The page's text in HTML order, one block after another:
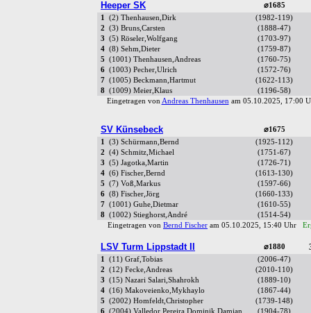
Heeper SK
⌀1685
1
(2) Thenhausen,Dirk
(1982-119)
2
(3) Bruns,Carsten
(1888-47)
3
(5) Röseler,Wolfgang
(1703-97)
4 (8) Sehm,Dieter
(1759-87)
5
(1001) Thenhausen,Andreas
(1760-75)
6 (1003) Pecher,Ulrich
(1572-76)
7
(1005) Beckmann,Hartmut
(1622-113)
8 (1009) Meier,Klaus
(1196-58)
Eingetragen vonAndreas Thenhausenam 05.10.2025, 17:00
SV Künsebeck
⌀1675
1
(3) Schürmann,Bernd
(1925-112)
2
(4) Schmitz,Michael
(1751-67)
3
(5) Jagotka,Martin
(1726-71)
4 (6) Fischer,Bernd
(1613-130)
5
(7) Voß,Markus
(1597-66)
6 (8) Fischer,Jörg
(1660-133)
7
(1001) Guhe,Dietmar
(1610-55)
8 (1002) Stieghorst,André
(1514-54)
Eingetragen von Bernd Fischer am 05.10.2025, 15:40 Uhr
LSV Turm Lippstadt II ⌀1880
1 (11) Graf,Tobias
(2006-47)
2
(12) Fecke,Andreas
(2010-110)
3
(15) Nazari Salari,Shahrokh
(1889-10)
4 (16) Makoveienko,Mykhaylo
(1867-44)
5
(2002) Homfeldt,Christopher
(1739-148)